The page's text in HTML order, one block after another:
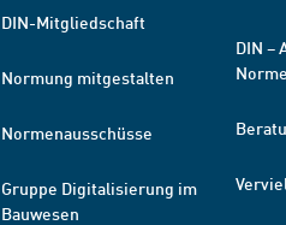
DIN-Mitgliedschaft
Normung mitgestalten
Normenausschüsse
Gruppe Digitalisierung im
Bauwesen
DIN –